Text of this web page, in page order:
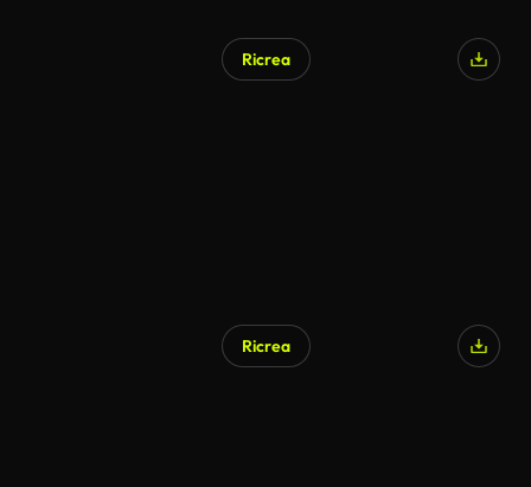
Ricrea
Ricrea